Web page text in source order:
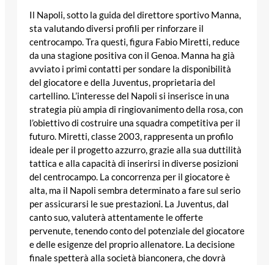
Il Napoli, sotto la guida del direttore sportivo Manna,
sta valutando diversi profili per rinforzare il
centrocampo. Tra questi, figura Fabio Miretti, reduce
da una stagione positiva con il Genoa. Manna ha già
avviato i primi contatti per sondare la disponibilità
del giocatore e della Juventus, proprietaria del
cartellino. L’interesse del Napoli si inserisce in una
strategia più ampia di ringiovanimento della rosa, con
l’obiettivo di costruire una squadra competitiva per il
futuro. Miretti, classe 2003, rappresenta un profilo
ideale per il progetto azzurro, grazie alla sua duttilità
tattica e alla capacità di inserirsi in diverse posizioni
del centrocampo. La concorrenza per il giocatore è
alta, ma il Napoli sembra determinato a fare sul serio
per assicurarsi le sue prestazioni. La Juventus, dal
canto suo, valuterà attentamente le offerte
pervenute, tenendo conto del potenziale del giocatore
e delle esigenze del proprio allenatore. La decisione
finale spetterà alla società bianconera, che dovrà